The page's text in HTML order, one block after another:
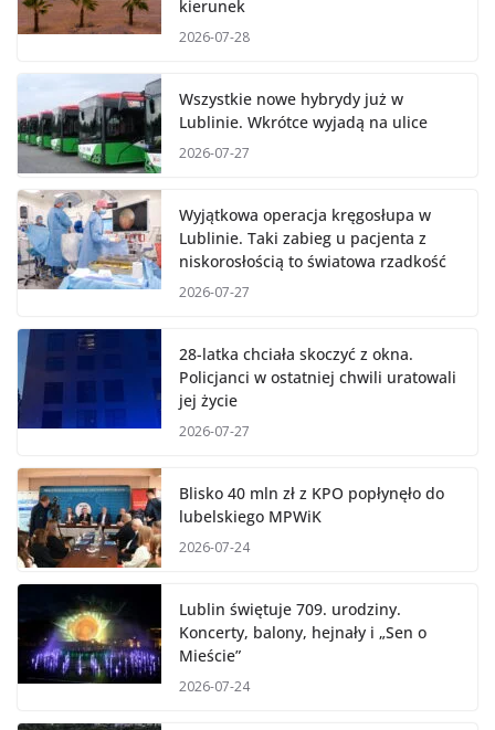
kierunek
2026-07-28
Wszystkie nowe hybrydy już w
Lublinie. Wkrótce wyjadą na ulice
2026-07-27
Wyjątkowa operacja kręgosłupa w
Lublinie. Taki zabieg u pacjenta z
niskorosłością to światowa rzadkość
2026-07-27
28-latka chciała skoczyć z okna.
Policjanci w ostatniej chwili uratowali
jej życie
2026-07-27
Blisko 40 mln zł z KPO popłynęło do
lubelskiego MPWiK
2026-07-24
Lublin świętuje 709. urodziny.
Koncerty, balony, hejnały i „Sen o
Mieście”
2026-07-24